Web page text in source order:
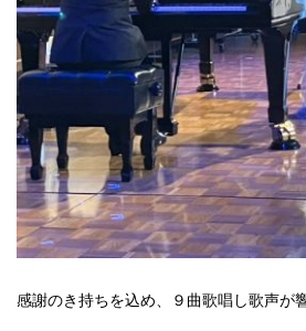
感謝のき持ちを込め、９曲歌唱し歌声が